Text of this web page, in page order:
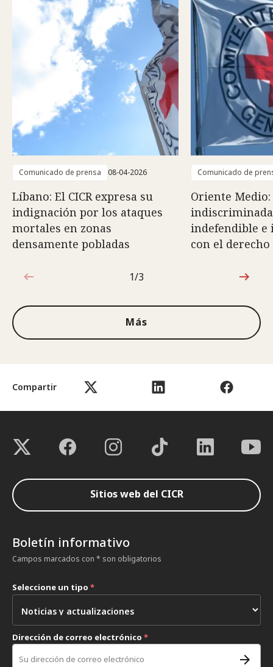
Compartir
Comunicado de prensa 08-04-2026
Líbano: El CICR expresa su
indignación por los ataques
mortales en zonas
densamente pobladas
Comunicado de
Oriente
indefendible e
con el derecho
1de3
1/3
Más
Sitios web del CICR
Boletín informativo
Campos marcados con * son obligatorios
Seleccione un tipo *
Dirección de correo electrónico *